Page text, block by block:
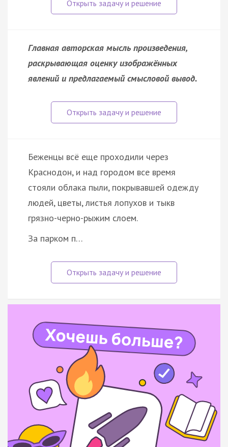
Главная авторская мысль произведения,
раскрывающая оценку изображённых
явлений и предлагаемый смысловой вывод.
Беженцы всё еще проходили через
Краснодон, и над городом все время
стояли облака пыли, покрывавшей одежду
людей, цветы, листья лопухов и тыкв
грязно-черно-рыжим слоем.
За парком п…